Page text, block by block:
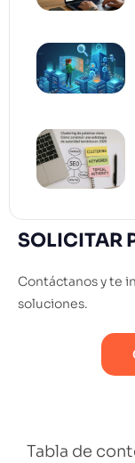
SOLICITAR
Contáctanos y te
soluciones.
Tabla de